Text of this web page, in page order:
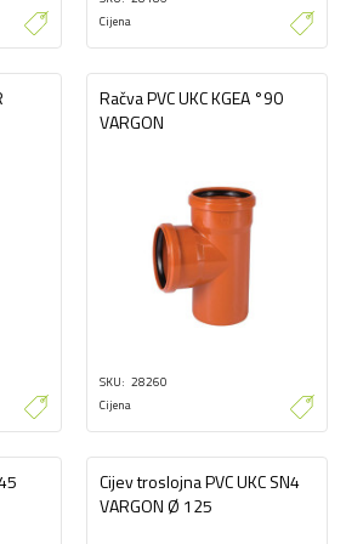
Cijena
Račva PVC UKC KGEA °90
VARGON
SKU 28260
Cijena
Cijev troslojna PVC UKC SN4
VARGON Ø 125